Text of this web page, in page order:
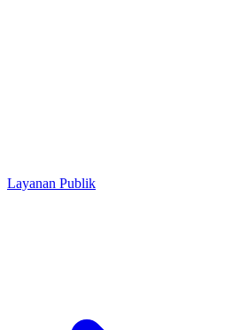
Layanan Publik